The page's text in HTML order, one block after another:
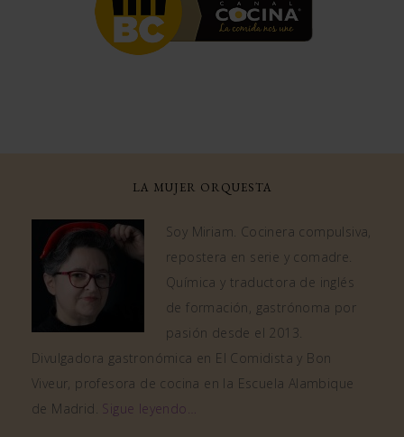
LA MUJER ORQUESTA
Soy Miriam. Cocinera compulsiva,
repostera en serie y comadre.
Química y traductora de inglés
de formación, gastrónoma por
pasión desde el 2013.
Divulgadora gastronómica en El Comidista y Bon
Viveur, profesora de cocina en la Escuela Alambique
de Madrid. Sigue leyendo…